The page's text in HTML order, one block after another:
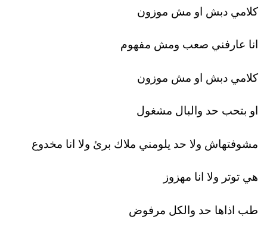
كلامي دبش او مش موزون
انا عارفني صعب ومش مفهوم
كلامي دبش او مش موزون
او بتحب حد والبال مشغول
مشوفتهاش ولا حد يلومني ملاك برئ ولا انا مخدوع
هي توتر ولا انا مهزوز
طب اذاها حد والكل مرفوض